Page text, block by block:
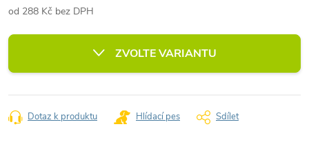
od 288 Kč bez DPH
cena:
ZVOLTE VARIANTU
Dotaz k produktu Hlídací pes Sdílet